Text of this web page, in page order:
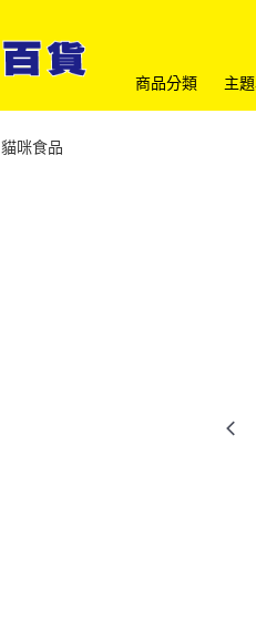
商品分類 主
貓咪食品